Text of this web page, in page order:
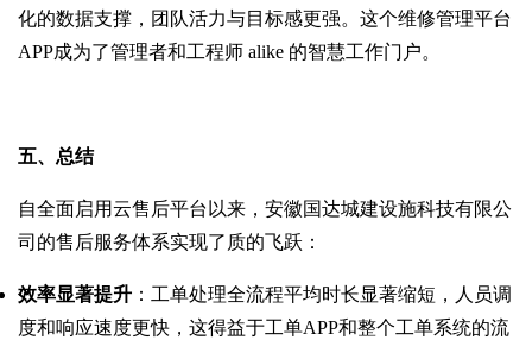
化的数据支撑，团队活力与目标感更强。这个维修管理平台
APP成为了管理者和工程师 alike 的智慧工作门户。
五、总结
自全面启用云售后平台以来，安徽国达城建设施科技有限公
司的售后服务体系实现了质的飞跃：
效率显著提升 ：工单处理全流程平均时长显著缩短，人员调
度和响应速度更快，这得益于工单APP和整个工单系统的流